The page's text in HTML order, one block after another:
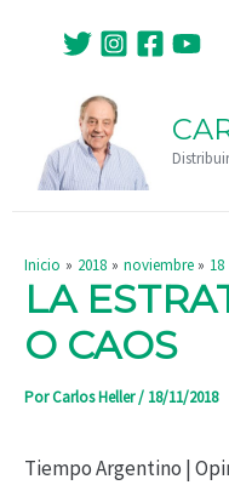
contenido
Inicio 2018 noviembre 18
LA
O CAOS
PorCarlos Heller/ 18/11/2018
Tiempo Argentino |
entradas